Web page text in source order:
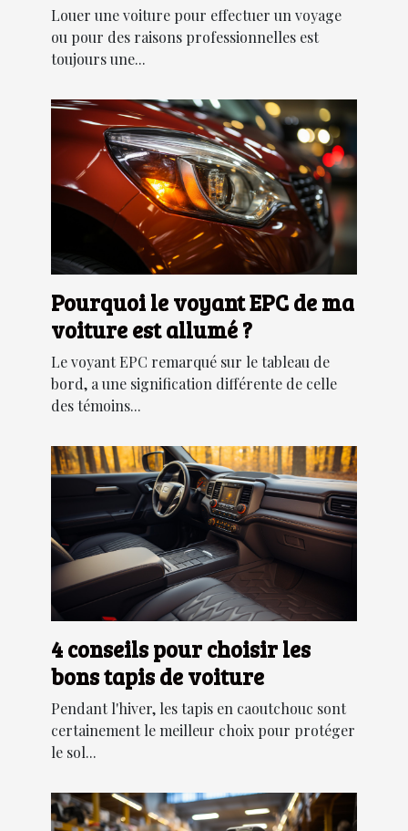
Louer une voiture pour effectuer un voyage
ou pour des raisons professionnelles est
toujours une...
Pourquoi le voyant EPC de ma
voiture est allumé ?
Le voyant EPC remarqué sur le tableau de
bord, a une signification différente de celle
des témoins...
4 conseils pour choisir les
bons tapis de voiture
Pendant l'hiver, les tapis en caoutchouc sont
certainement le meilleur choix pour protéger
le sol...